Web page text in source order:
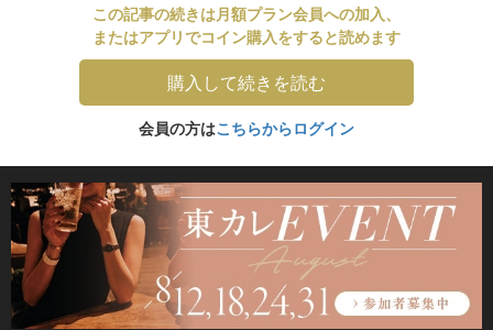
この記事の続きは月額プラン会員への加入、
またはアプリでコイン購入をすると読めます
購入して続きを読む
会員の方はこちらからログイン